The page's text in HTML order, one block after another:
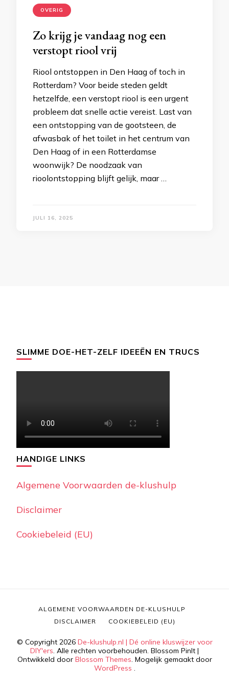
OVERIG
Zo krijg je vandaag nog een
verstopt riool vrij
Riool ontstoppen in Den Haag of toch in
Rotterdam? Voor beide steden geldt
hetzelfde, een verstopt riool is een urgent
probleem dat snelle actie vereist. Last van
een ontstopping van de gootsteen, de
afwasbak of het toilet in het centrum van
Den Haag of in een Rotterdamse
woonwijk? De noodzaak van
rioolontstopping blijft gelijk, maar …
JULI 16, 2025
SLIMME DOE-HET-ZELF IDEEËN EN TRUCS
HANDIGE LINKS
Algemene Voorwaarden de-klushulp
Disclaimer
Cookiebeleid (EU)
© Copyright 2026 De-klushulp.nl | Dé online kluswijzer voor
DIY'ers. Alle rechten voorbehouden. Blossom PinIt |
Ontwikkeld door Blossom Themes. Mogelijk gemaakt door
WordPress .
ALGEMENE VOORWAARDEN DE-KLUSHULP
DISCLAIMER
COOKIEBELEID (EU)